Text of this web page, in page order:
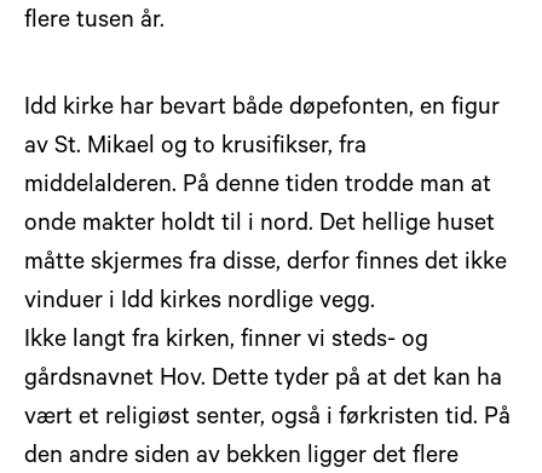
flere tusen år.
Idd kirke har bevart både døpefonten, en figur
av St. Mikael og to krusifikser, fra
middelalderen. På denne tiden trodde man at
onde makter holdt til i nord. Det hellige huset
måtte skjermes fra disse, derfor finnes det ikke
vinduer i Idd kirkes nordlige vegg.
Ikke langt fra kirken, finner vi steds- og
gårdsnavnet Hov. Dette tyder på at det kan ha
vært et religiøst senter, også i førkristen tid. På
den andre siden av bekken ligger det flere